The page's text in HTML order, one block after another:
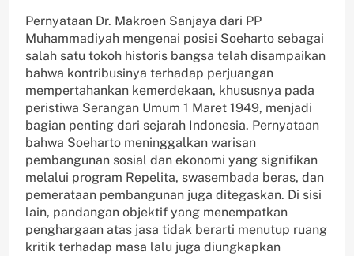
Pernyataan Dr. Makroen Sanjaya dari PP
Muhammadiyah mengenai posisi Soeharto sebagai
salah satu tokoh historis bangsa telah disampaikan
bahwa kontribusinya terhadap perjuangan
mempertahankan kemerdekaan, khususnya pada
peristiwa Serangan Umum 1 Maret 1949, menjadi
bagian penting dari sejarah Indonesia. Pernyataan
bahwa Soeharto meninggalkan warisan
pembangunan sosial dan ekonomi yang signifikan
melalui program Repelita, swasembada beras, dan
pemerataan pembangunan juga ditegaskan. Di sisi
lain, pandangan objektif yang menempatkan
penghargaan atas jasa tidak berarti menutup ruang
kritik terhadap masa lalu juga diungkapkan